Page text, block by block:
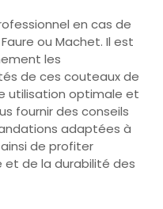
en cas de
ou Machet. Il est
les
de ces couteaux de
utilisation optimale et
fournir des conseils
adaptées à
de profiter
de la durabilité des